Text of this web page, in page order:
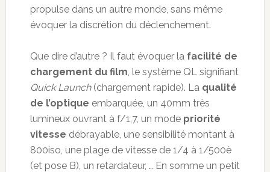
propulse dans un autre monde, sans même
évoquer la discrétion du déclenchement.
Que dire d’autre ? Il faut évoquer la facilité de
chargement du film , le système QL signifiant
Quick Launch(chargement rapide). La qualité
de l’optique embarquée, un 40mm très
lumineux ouvrant à f/1,7, un mode priorité
vitesse débrayable, une sensibilité montant à
800iso, une plage de vitesse de 1/4 à 1/500è
(et pose B), un retardateur, … En somme un petit